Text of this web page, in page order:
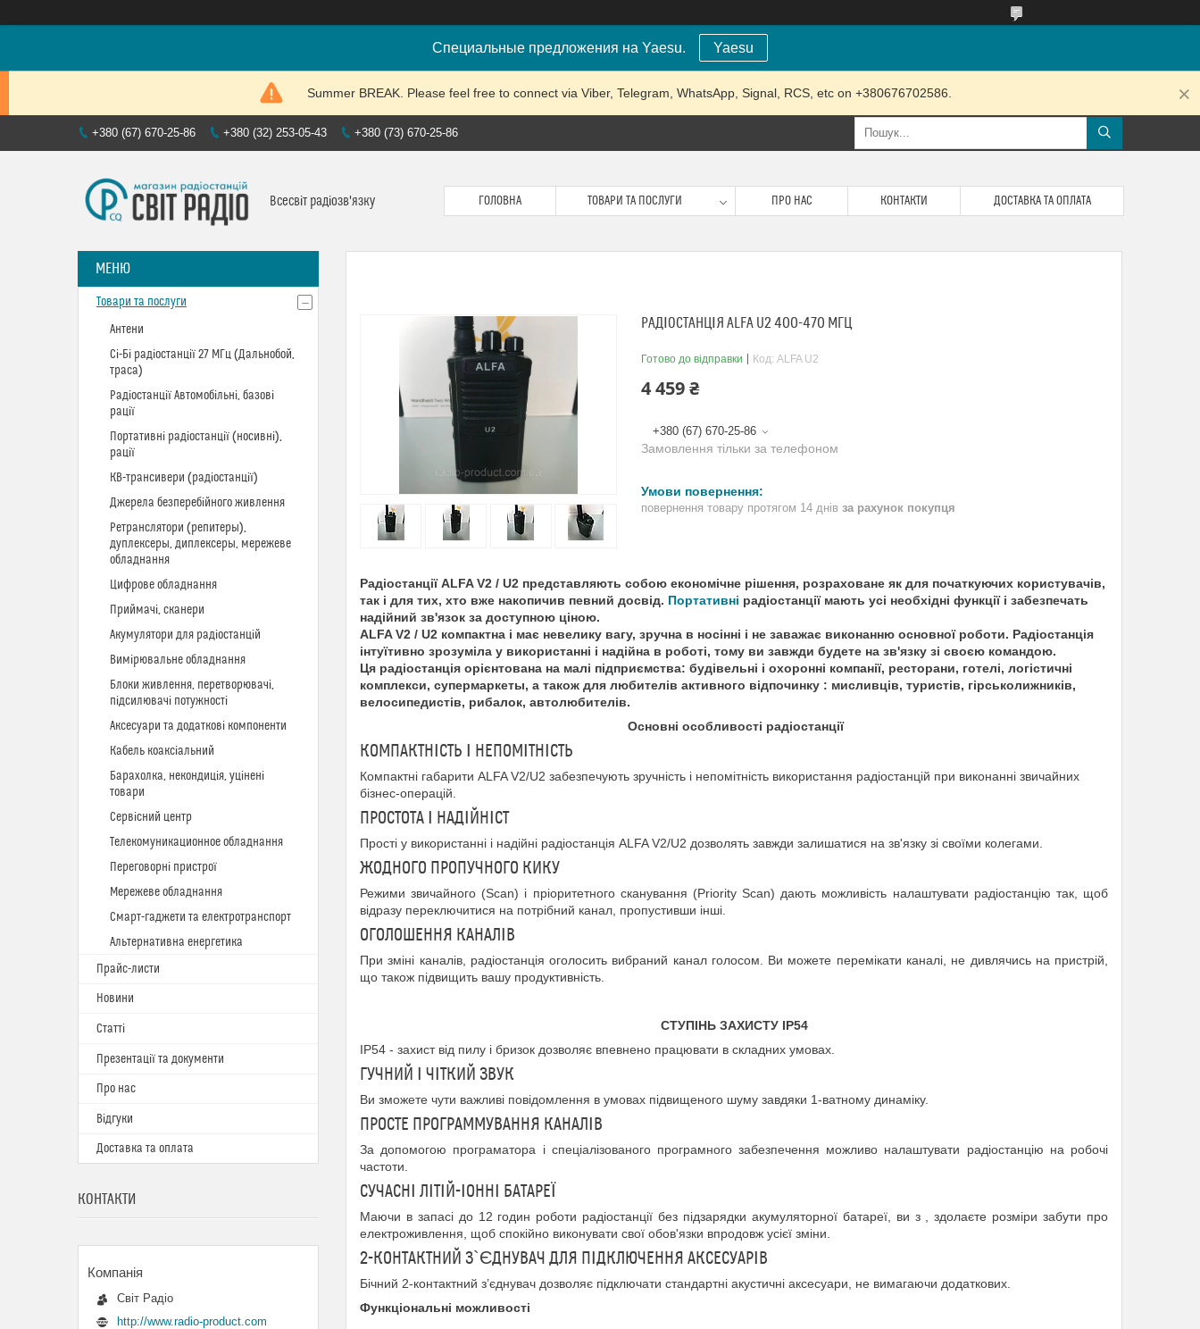
Специальные предложения на Yaesu. Yaesu
Summer BREAK. Please feel free to connect via Viber, Telegram, WhatsApp, Signal, RCS, etc on +380676702586.
+380 (67) 670-25-86 +380 (32) 253-05-43 +380 (73) 670-25-86
Всесвіт радіозв'язку ГОЛОВНА ТОВАРИ ТА ПОСЛУГИ ПРО НАС КОНТАКТИ ДОСТАВКА ТА ОПЛАТА
РАДІОСТАНЦІЯ ALFA U2 400-470 МГЦ
Готово до відправки Код: ALFA U2
4 459 ₴
+380 (67) 670-25-86
Замовлення тільки за телефоном
повернення товару протягом 14 днів за рахунок покупця
РадіостанціїALFA V2 / U2 представляють собою економічне рішення, розраховане як для початкуючих користувачів,
так і для тих, хто вже накопичив певний досвід. Портативні радіостанції мають усі необхідні функції і забезпечать
надійний зв'язок за доступною ціною.
ALFA V2 / U2 компактна і має невелику вагу, зручна в носінні і не заважає виконанню основної роботи. Радіостанція
інтуїтивно зрозуміла у використанні і надійна в роботі, тому ви завжди будете на зв'язку зі своєю командою.
Ця радіостанція орієнтована на малі підприємства: будівельні і охоронні компанії, ресторани, готелі, логістичні
комплекси, cупермаркеты, а також для любителів активного відпочинку : мисливців, туристів, гірськолижників,
велосипедистів, рибалок, автолюбителів.
Основні особливості радіостанції
КОМПАКТНІСТЬ І НЕПОМІТНІСТЬ
Компактні габарити ALFA V2/U2 забезпечують зручність і непомітність використання радіостанцій при виконанні звичайних
бізнес-операцій.
ПРОСТОТА І НАДІЙНІСТ
Прості у використанні і надійні радіостанція ALFA V2/U2 дозволять завжди залишатися на зв'язку зі своїми колегами
ЖОДНОГО ПРОПУЧНОГО КИКУ
Режими звичайного (Scan) і пріоритетного сканування (Priority Scan) дають можливість налаштувати радіостанцію так, щоб
відразу переключитися на потрібний канал, пропустивши інші.
ОГОЛОШЕННЯ КАНАЛІВ
При зміні каналів, радіостанція оголосить вибраний канал голосом. Ви можете перемікати каналі, не дивлячисьна пристрій
що також підвищить вашу продуктивність
СТУПІНЬ ЗАХИСТУ IP54
IP54 - захист від пилу і бризок дозволяє впевнено працювати в складних умовах.
ГУЧНИЙ І ЧІТКИЙ ЗВУК
Ви зможете чути важливі повідомлення в умовах підвищеного шуму завдяки 1-ватному динаміку.
ПРОСТЕ ПРОГРАММУВАННЯ КАНАЛІВ
За допомогою програматора іспеціалізованого програмного забезпечення можливо налаштувати радіостанцію на робочі
частоти.
СУЧАСНІ ЛІТІЙ-ІОННІ БАТАРЕЇ
Маючи взапасідо 12 годин роботи радіостанції без підзарядки акумуляторної батареї, ви з, здолаєте розміри забути про
електроживлення
щоб спокійно виконувати свої обов'язки впродовж усієї зміни
2-КОНТАКТНИЙ З`ЄДНУВАЧ ДЛЯ ПІДКЛЮЧЕННЯ АКСЕСУАРІВ
Бічний 2-контактний з’єднувач дозволяє підключати стандартні акустичні аксесуари , не вимагаючи додаткових
Функціональні можливості
Товари та послуги
Антени
Сі-Бі радіостанції 27 МГц (Дальнобой,
траса)
Радіостанції Автомобільні, базові
рації
Портативні радіостанції (носивні),
рації
КВ-трансивери (радіостанції)
Джерела безперебійного живлення
Ретранслятори (репитеры),
дуплексеры, диплексеры, мережеве
обладнання
Цифрове обладнання
Приймачі, сканери
Акумулятори для радіостанцій
Вимірювальне обладнання
Блоки живлення, перетворювачі,
підсилювачі потужності
Аксесуари та додаткові компоненти
Кабель коаксіальний
Барахолка, некондиція, уцінені
товари
Сервісний центр
Телекомуникационное обладнання
Переговорні пристрої
Мережеве обладнання
Смарт-гаджети та електротранспорт
Альтернативна енергетика
Прайс-листи
Новини
Статті
Презентації та документи
Про нас
Відгуки
Доставка та оплата
КОНТАКТИ
Світ Радіо
http://www.radio-product.com